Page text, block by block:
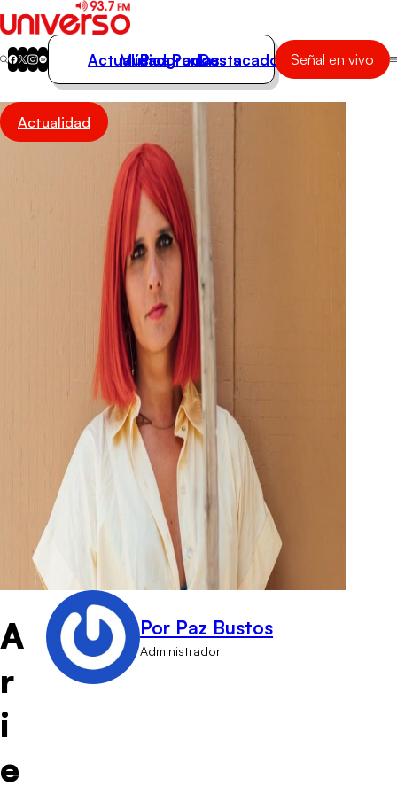
Actualidad
Música
Actualidad
Música
Programas
Podcasts
Destacados Señal en vivo
Actualidad
A
r
i
e
Por Paz Bustos
Administrador